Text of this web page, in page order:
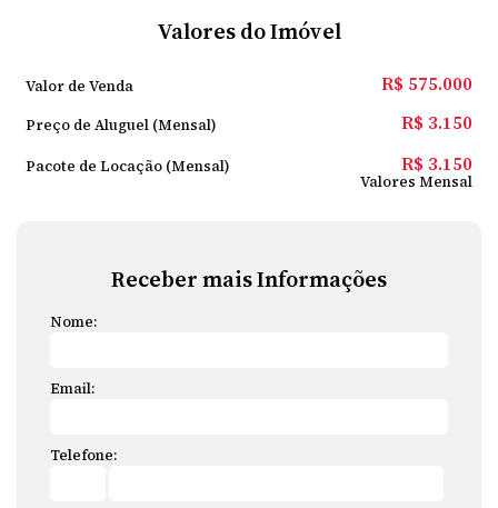
Valores do Imóvel
R$ 575.000
Valor de Venda
R$ 3.150
Preço de Aluguel (Mensal)
Valores Mensal
R$ 3.150
Pacote de Locação (Mensal)
Receber mais Informações
Nome:
Email:
Telefone: